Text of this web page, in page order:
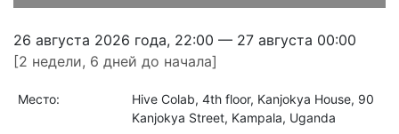
26 августа 2026 года, 22:00 — 27 августа 00:00
[2 недели, 6 дней до начала]
Место:
Hive Colab, 4th floor, Kanjokya House, 90
Kanjokya Street, Kampala, Uganda